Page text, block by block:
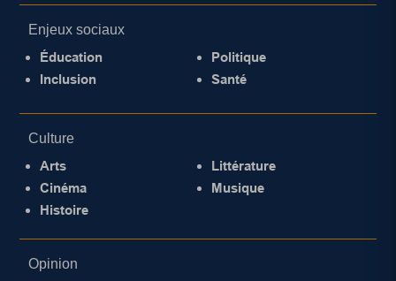
Enjeux sociaux
Éducation
Inclusion
Politique
Santé
Culture
Arts
Cinéma
Histoire
Littérature
Musique
Opinion